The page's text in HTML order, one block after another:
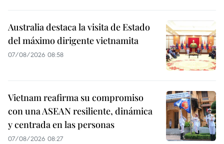
Australia destaca la visita de Estado
del máximo dirigente vietnamita
07/08/2026 08:58
Vietnam reafirma su compromiso
con una ASEAN resiliente, dinámica
y centrada en las personas
07/08/2026 08:27